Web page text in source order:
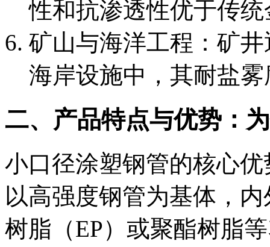
性和抗渗透性优于传
矿山与海洋工程：矿
海岸设施中，其耐盐
二、产品特点与优势：
小口径涂塑钢管的核心
以高强度钢管为基体，
树脂（EP）或聚酯树脂